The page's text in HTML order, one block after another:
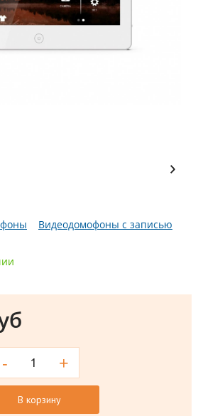
Видеодомофоны с записью
- +
В корзину